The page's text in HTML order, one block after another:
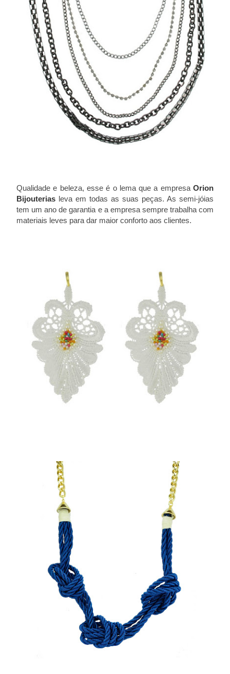
Qualidade e beleza, esse é o lema que a empresa Orion
Bijouterias leva em todas as suas peças. As semi-jóias
tem um ano de garantia e a empresa sempre trabalha com
materiais leves para dar maior conforto aos clientes.